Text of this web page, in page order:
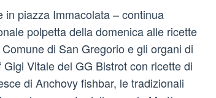
in piazza Immacolata – continua
polpetta della domenica alle ricette
di San Gregorio e gli organi di
Vitale del GG Bistrot con ricette di
di Anchovy fishbar, le tradizionali